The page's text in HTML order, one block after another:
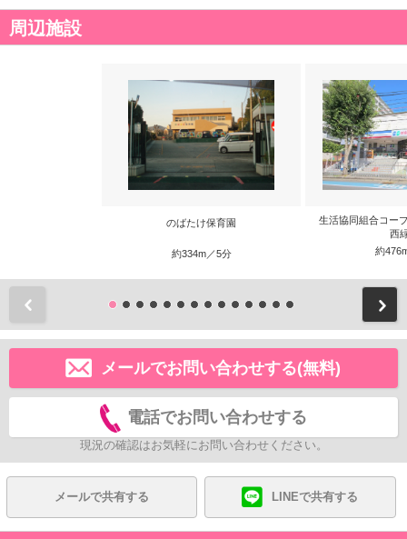
周辺施設
のばたけ保育園
約334m／5分
生活協同組合コー
西
約
メールでお問い合わせする(無料)
電話でお問い合わせする
現況の確認はお気軽にお問い合わせください。
メールで共有する LINEで共有する